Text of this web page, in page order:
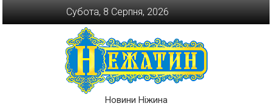
Субота, 8 Серпня, 2026
Новини Ніжина